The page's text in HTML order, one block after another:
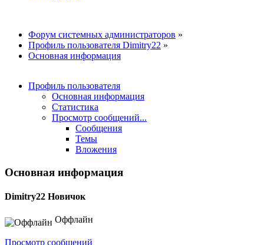
Форум системных администраторов »
Профиль пользователя Dimitry22 »
Основная информация
Профиль пользователя
Основная информация
Статистика
Просмотр сообщений...
Сообщения
Темы
Вложения
Основная информация
Dimitry22 Новичок
Оффлайн
Просмотр сообщений